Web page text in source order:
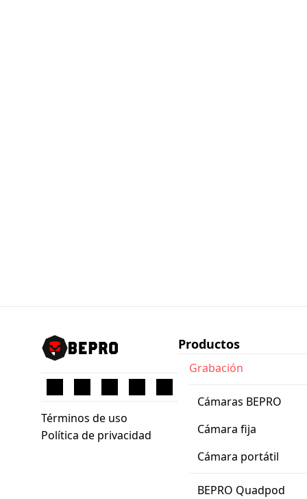
Términos de uso
Política de privacidad
Productos
Grabación
Cámaras BEPRO
Cámara fija
Cámara portátil
BEPRO Quadpod